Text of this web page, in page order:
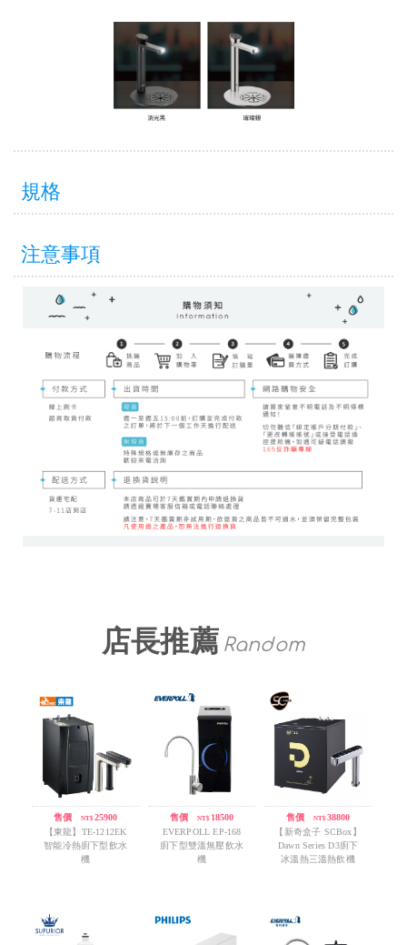
規格
注意事項
店長推薦 Random
售價 /NT$25900
【東龍】TE-1212EK
智能冷熱廚下型飲水
機
售價 /NT$ 18500
EVERPOLL EP-168
廚下型雙溫無壓飲水
機
售價 /NT$38800
【新奇盒子 SCBox】
Dawn Series D3廚下
冰溫熱三溫熱飲機